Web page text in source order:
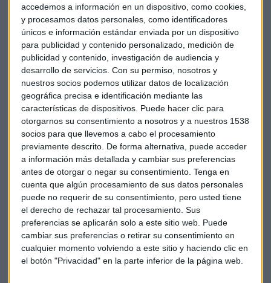
accedemos a información en un dispositivo, como cookies,
y procesamos datos personales, como identificadores
únicos e información estándar enviada por un dispositivo
para publicidad y contenido personalizado, medición de
publicidad y contenido, investigación de audiencia y
desarrollo de servicios. Con su permiso, nosotros y
nuestros socios podemos utilizar datos de localización
geográfica precisa e identificación mediante las
características de dispositivos. Puede hacer clic para
otorgarnos su consentimiento a nosotros y a nuestros 1538
socios para que llevemos a cabo el procesamiento
previamente descrito. De forma alternativa, puede acceder
a información más detallada y cambiar sus preferencias
antes de otorgar o negar su consentimiento. Tenga en
cuenta que algún procesamiento de sus datos personales
puede no requerir de su consentimiento, pero usted tiene
el derecho de rechazar tal procesamiento. Sus
preferencias se aplicarán solo a este sitio web. Puede
cambiar sus preferencias o retirar su consentimiento en
cualquier momento volviendo a este sitio y haciendo clic en
el botón "Privacidad" en la parte inferior de la página web.
Coexistencia con renovables
El exministro rechaza lafalsa dicotomía entre energía
nuclear y renovables: "No son incompatibles. No es
aquello de o renovables o nucleares. Las necesitamos a las
dos. Tenemos el 20% de la demanda cubierto por la energía
nuclear y las renovables están creciendo hasta el punto que
el Gobierno prevé que puedan llegar a suministrar el otro